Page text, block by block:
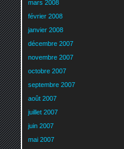
mars 2008
février 2008
janvier 2008
décembre 2007
novembre 2007
octobre 2007
septembre 2007
août 2007
juillet 2007
juin 2007
mai 2007